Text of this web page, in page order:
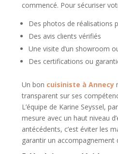
commencé. Pour sécuriser
Des photos de réalisations
Des avis clients vérifiés
Une visite d’un showroom
Des certifications ou
Un bon cuisiniste à Annecy
transparent sur ses
L’équipe de Karine Seyssel,
mesure avec un haut niveau
antécédents, c’est éviter les
garantir un accompagnement